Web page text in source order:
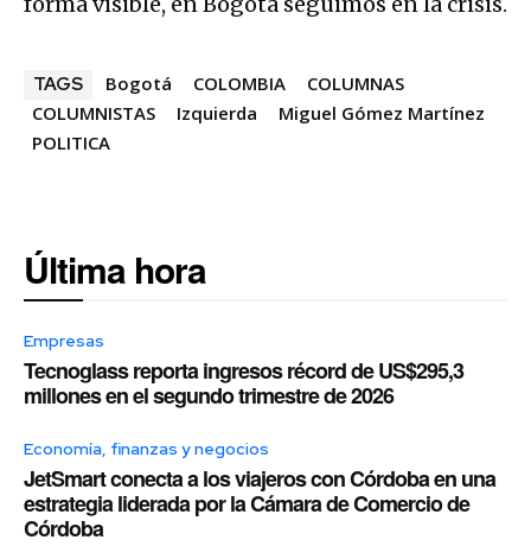
TAGS Bogotá COLOMBIA
COLUMNAS
COLUMNISTAS
Izquierda
Miguel Gómez Martínez
POLITICA
Última hora
Empresas
Tecnoglass reporta ingresos récord de US$295,3
millones en el segundo trimestre de 2026
Economía, finanzas y negocios
JetSmart conecta a los viajeros con Córdoba en una
estrategia liderada por la Cámara de Comercio de
Córdoba